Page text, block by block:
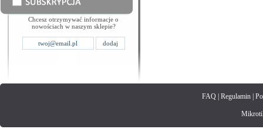
Chcesz otrzymywać informacje o
nowościach w naszym sklepie?
FAQ| Regulamin|